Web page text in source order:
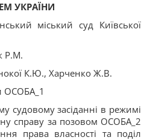
УКРАЇНИ
міський суд Київської
Р.М.
К.Ю., Харченко Ж.В.
ОСОБА_1
судовому засіданні в режимі
справу за позовом ОСОБА_2
права власності та поділ